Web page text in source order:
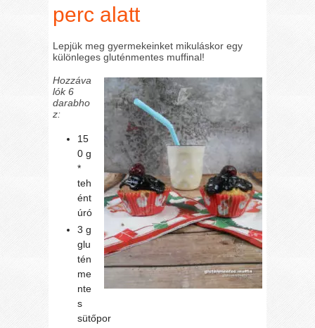
perc alatt
Lepjük meg gyermekeinket mikuláskor egy
különleges gluténmentes muffinal!
Hozzáva
lók 6
darabho
z:
15
0 g
*
teh
ént
úró
3 g
glu
tén
me
nte
s
sütőpor